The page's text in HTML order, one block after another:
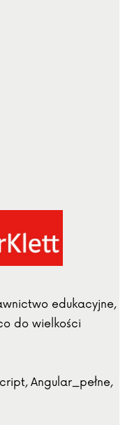
edukacyjne,
do wielkości
Angular_pełne,